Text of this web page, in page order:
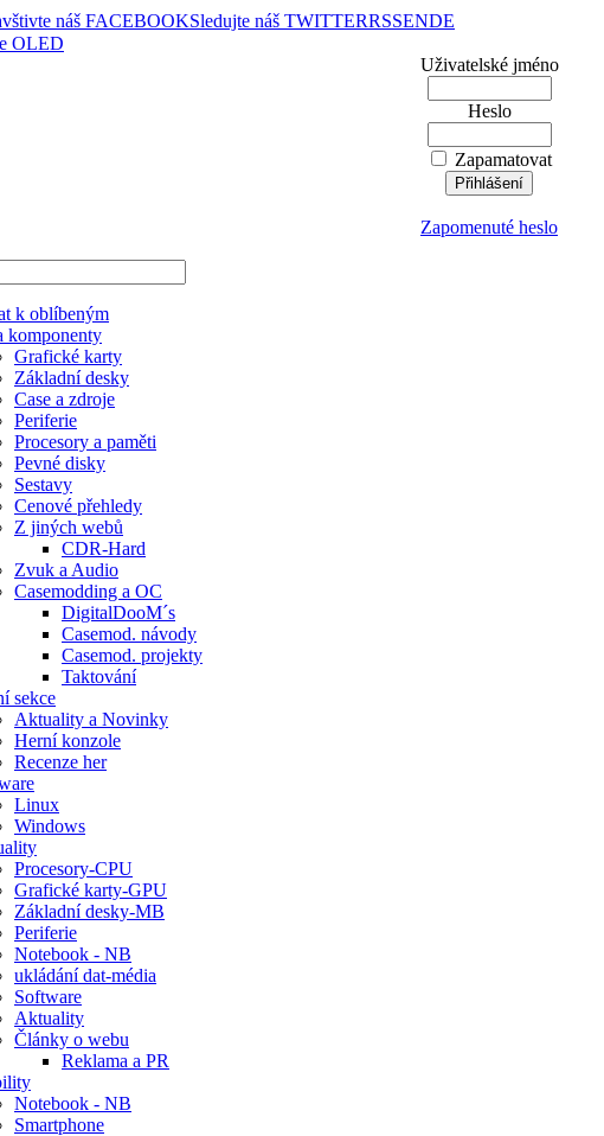
náš FACEBOOKSledujte náš TWITTERRSSENDE
Uživatelské jméno
Heslo
Zapamatovat
Zapomenuté heslo
k oblíbeným
komponenty
Grafické karty
Základní desky
Case a zdroje
Periferie
Procesory a paměti
Pevné disky
Sestavy
Cenové přehledy
Z jiných webů
CDR-Hard
Zvuk a Audio
Casemodding a OC
DigitalDooM´s
Casemod. návody
Casemod. projekty
Taktování
sekce
Aktuality a Novinky
Herní konzole
Recenze her
Linux
Windows
Procesory-CPU
Grafické karty-GPU
Základní desky-MB
Periferie
Notebook - NB
ukládání dat-média
Software
Aktuality
Články o webu
Reklama a PR
Notebook - NB
Smartphone